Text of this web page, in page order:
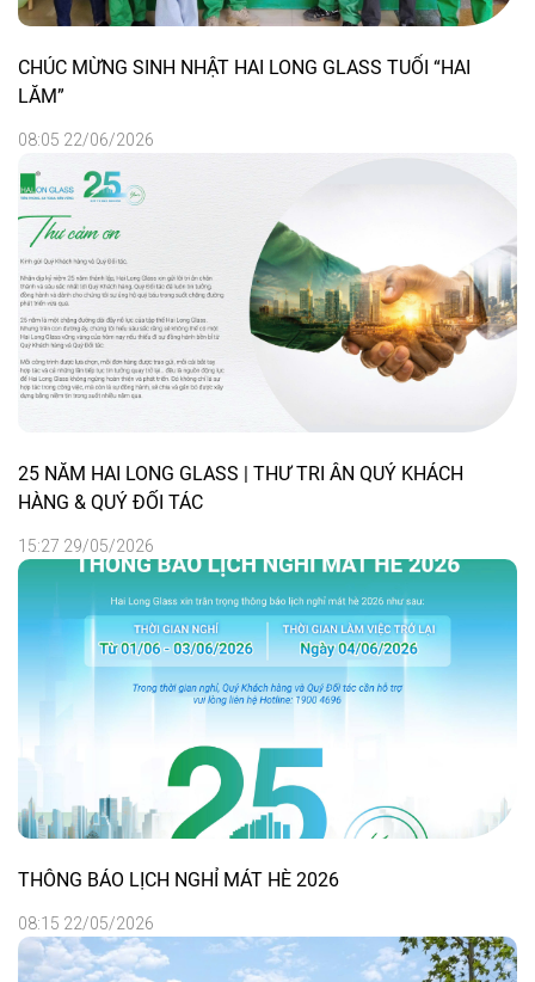
CHÚC MỪNG SINH NHẬT HAI LONG GLASS TUỔI “HAI
LĂM”
08:05 22/06/2026
25 NĂM HAI LONG GLASS | THƯ TRI ÂN QUÝ KHÁCH
HÀNG & QUÝ ĐỐI TÁC
15:27 29/05/2026
THÔNG BÁO LỊCH NGHỈ MÁT HÈ 2026
08:15 22/05/2026